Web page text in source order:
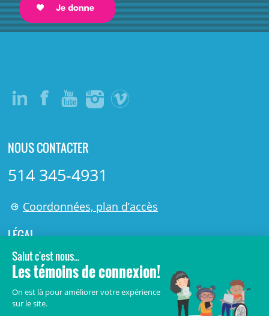
NOUS CONTACTER
514 345-4931
Coordonnées, plan d’accès
LÉGAL
© 2006-2026Centre de recherche Azrieli du CHU Sainte-
Justine.
Avis légaux